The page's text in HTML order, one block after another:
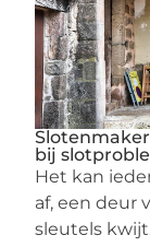
bij
Het kan
af, een deur
sleutels